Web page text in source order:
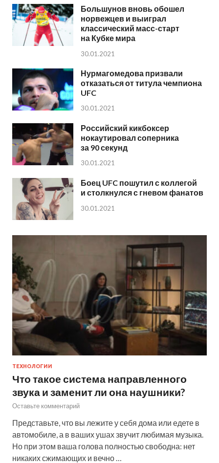
Большунов вновь обошел
норвежцев и выиграл
классический масс-старт
на Кубке мира
30.01.2021
Нурмагомедова призвали
отказаться от титула чемпиона
UFC
30.01.2021
Российский кикбоксер
нокаутировал соперника
за 90 секунд
30.01.2021
Боец UFC пошутил с коллегой
и столкнулся с гневом фанатов
30.01.2021
ТЕХНОЛОГИИ
Что такое система направленного
звука и заменит ли она наушники?
Оставьте комментарий
Представьте, что вы лежите у себя дома или едете в
автомобиле, а в ваших ушах звучит любимая музыка.
Но при этом ваша голова полностью свободна: нет
никаких сжимающих и вечно …